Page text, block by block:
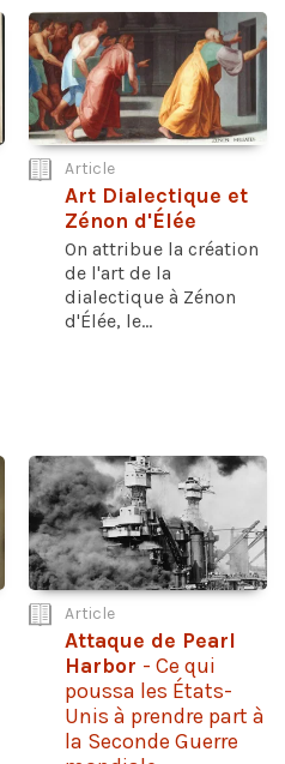
Article
Art Dialectique et
Zénon d'Élée
On attribue la création
de l'art de la
dialectique à Zénon
d'Élée, le...
Article
Attaque de Pearl
Harbor - Ce qui
poussa les États-
Unis à prendre part à
la Seconde Guerre